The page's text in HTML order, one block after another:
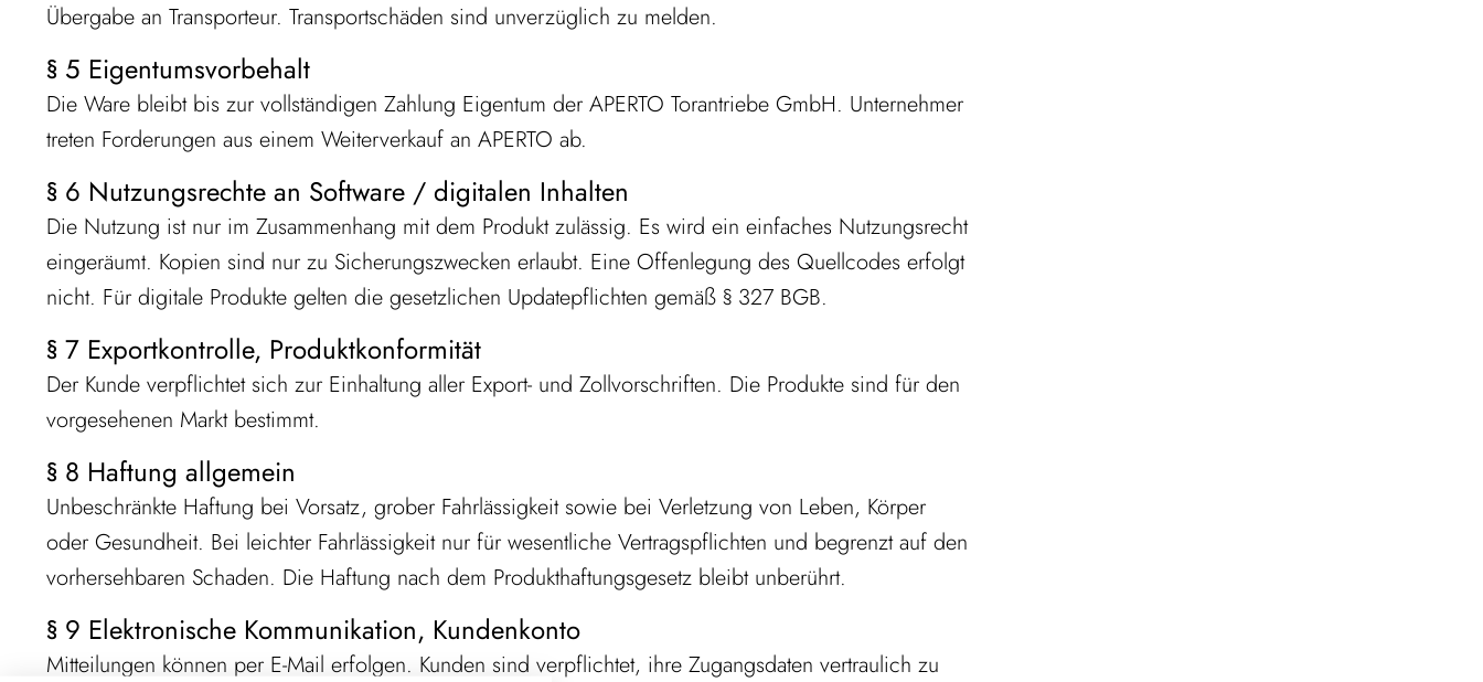
Übergabe an Transporteur. Transportschäden sind unverzüglich zu melden.
§ 5 Eigentumsvorbehalt
Die Ware bleibt bis zur vollständigen Zahlung Eigentum der APERTO Torantriebe GmbH. Unternehmer
treten Forderungen aus einem Weiterverkauf an APERTO ab.
§ 6 Nutzungsrechte an Software / digitalen Inhalten
Die Nutzung ist nur im Zusammenhang mit dem Produkt zulässig. Es wird ein einfaches Nutzungsrecht
eingeräumt. Kopien sind nur zu Sicherungszwecken erlaubt. Eine Offenlegung des Quellcodes erfolgt
nicht. Für digitale Produkte gelten die gesetzlichen Updatepflichten gemäß § 327 BGB.
§ 7 Exportkontrolle, Produktkonformität
Der Kunde verpflichtet sich zur Einhaltung aller Export- und Zollvorschriften. Die Produkte sind für den
vorgesehenen Markt bestimmt.
§ 8 Haftung allgemein
Unbeschränkte Haftung bei Vorsatz, grober Fahrlässigkeit sowie bei Verletzung von Leben, Körper
oder Gesundheit. Bei leichter Fahrlässigkeit nur für wesentliche Vertragspflichten und begrenzt auf den
vorhersehbaren Schaden. Die Haftung nach dem Produkthaftungsgesetz bleibt unberührt.
§ 9 Elektronische Kommunikation, Kundenkonto
Mitteilungen können per E-Mail erfolgen. Kunden sind verpflichtet, ihre Zugangsdaten vertraulich zu